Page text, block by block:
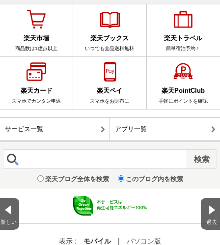
新しい 過去
楽天市場
商品数は1億点以上
楽天ブックス
いつでも全品送料無料
楽天トラベル
簡単宿泊予約！
楽天カード
スマホでカンタン申込
楽天ペイ
スマホをお財布に
楽天PointClub
手軽にポイントを確認
サービス一覧 アプリ一覧
楽天ブログ全体を検索 このブログ内を検索
表示 : モバイル | パソコン版